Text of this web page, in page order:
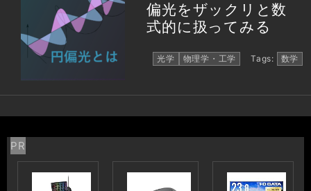
偏光をザックリと数
式的に扱ってみる
光学 物理学・工学 Tags: 数学
PR